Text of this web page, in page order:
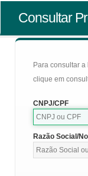
Consultar
Para consultar
clique em
CNPJ/CPF
Razão Social/